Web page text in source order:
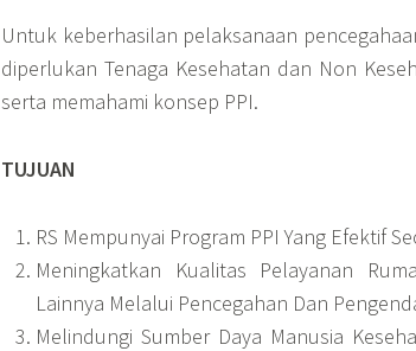
Untuk keberhasilan pelaksanaan
diperlukan Tenaga Kesehatan dan Non
serta memahami konsep PPI.
TUJUAN
RS Mempunyai Program PPI Yang Efektif
Meningkatkan Kualitas Pelayanan
Lainnya Melalui Pencegahan Dan
Melindungi Sumber Daya Manusia